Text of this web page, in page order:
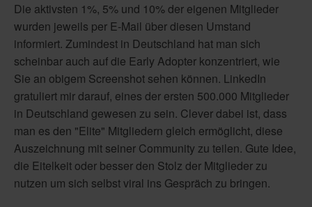
Die aktivsten 1%, 5% und 10% der eigenen Mitglieder
wurden jeweils per E-Mail über diesen Umstand
informiert. Zumindest in Deutschland hat man sich
scheinbar auch auf die Early Adopter konzentriert, wie
Sie an obigem Screenshot sehen können. LinkedIn
gratuliert mir darauf, eines der ersten 500.000 Mitglieder
in Deutschland gewesen zu sein. Clever dabei ist, dass
man es den "Elite" Mitgliedern gleich ermöglicht, diese
Auszeichnung mit seiner Community zu teilen. Gute Idee,
die Eitelkeit oder besser den Stolz der Mitglieder zu
nutzen um sich selbst viral ins Gespräch zu bringen.